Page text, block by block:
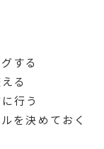
する
る
行う
を決めておく